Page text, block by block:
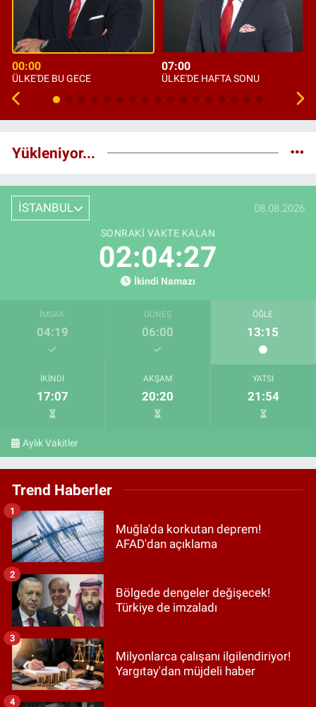
00:00
ÜLKE'DE BU GECE
07:00
ÜLKE'DE HAFTA SONU
Yükleniyor...
İSTANBUL 08.08.2026
SONRAKI VAKTE KALAN
02:04:26
İkindi Namazı
İMSAK
04:19
GÜNEŞ
06:00
ÖĞLE
13:15
İKINDI
17:07
AKŞAM
20:20
YATSI
21:54
Aylık Vakitler
Trend Haberler
Muğla'da korkutan deprem!
AFAD'dan açıklama
1
Bölgede dengeler değişecek!
Türkiye de imzaladı
2
Milyonlarca çalışanı ilgilendiriyor!
Yargıtay'dan müjdeli haber
3
4